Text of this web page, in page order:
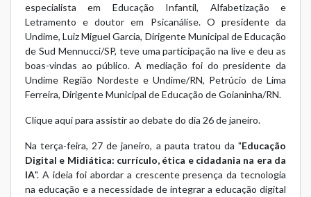
especialista em Educação Infantil, Alfabetização e
Letramento e doutor em Psicanálise. O presidente da
Undime, Luiz Miguel Garcia, Dirigente Municipal de Educação
de Sud Mennucci/SP, teve uma participação na live e deu as
boas-vindas ao público. A mediação foi do presidente da
Undime Região Nordeste e Undime/RN, Petrúcio de Lima
Ferreira, Dirigente Municipal de Educação de Goianinha/RN.
Clique aqui para assistir ao debate do dia 26 de janeiro.
Na terça-feira, 27 de janeiro, a pauta tratou da "Educação
Digital e Midiática: currículo, ética e cidadania na era da
IA". A ideia foi abordar a crescente presença da tecnologia
na educação e a necessidade de integrar a educação digital